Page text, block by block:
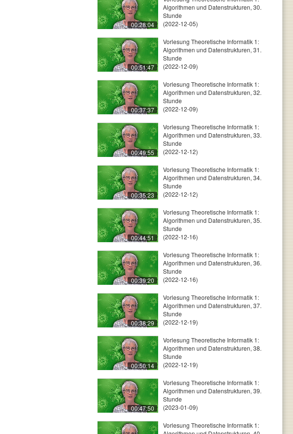
00:28:04
Algorithmen und Datenstrukturen, 30.
Stunde
(2022-12-05)
00:51:47
Vorlesung Theoretische Informatik 1:
Algorithmen und Datenstrukturen, 31.
Stunde
(2022-12-09)
00:37:37
Vorlesung Theoretische Informatik 1:
Algorithmen und Datenstrukturen, 32.
Stunde
(2022-12-09)
00:49:55
Vorlesung Theoretische Informatik 1:
Algorithmen und Datenstrukturen, 33.
Stunde
(2022-12-12)
00:35:23
Vorlesung Theoretische Informatik 1:
Algorithmen und Datenstrukturen, 34.
Stunde
(2022-12-12)
00:44:51
Vorlesung Theoretische Informatik 1:
Algorithmen und Datenstrukturen, 35.
Stunde
(2022-12-16)
00:39:20
Vorlesung Theoretische Informatik 1:
Algorithmen und Datenstrukturen, 36.
Stunde
(2022-12-16)
00:38:29
Vorlesung Theoretische Informatik 1:
Algorithmen und Datenstrukturen, 37.
Stunde
(2022-12-19)
00:50:14
Vorlesung Theoretische Informatik 1:
Algorithmen und Datenstrukturen, 38.
Stunde
(2022-12-19)
00:47:50
Vorlesung Theoretische Informatik 1:
Algorithmen und Datenstrukturen, 39.
Stunde
(2023-01-09)
Vorlesung Theoretische Informatik 1: